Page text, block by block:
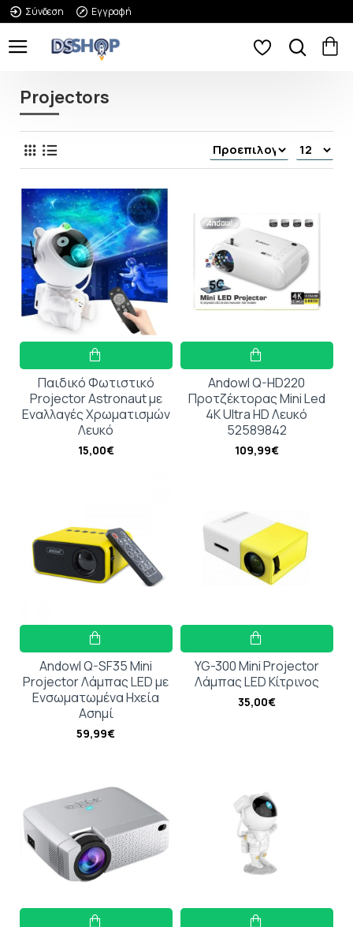
Σύνδεση Εγγραφή
Projectors
Παιδικό Φωτιστικό
Projector Astronaut με
Εναλλαγές Xρωματισμών
Λευκό
15,00€
Andowl Q-HD220
Προτζέκτορας Mini Led
4K Ultra HD Λευκό
52589842
109,99€
Andowl Q-SF35 Mini
Projector Λάμπας LED με
Ενσωματωμένα Ηχεία
Ασημί
59,99€
YG-300 Mini Projector
Λάμπας LED Κίτρινος
35,00€